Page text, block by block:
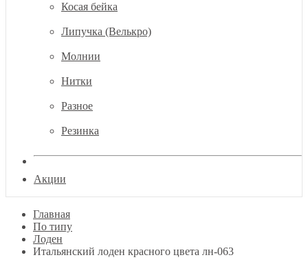
Косая бейка
Липучка (Велькро)
Молнии
Нитки
Разное
Резинка
Акции
Главная
По типу
Лоден
Итальянский лоден красного цвета лн-063